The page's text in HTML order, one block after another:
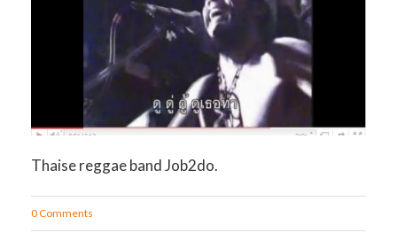
Thaise reggae band Job2do.
0 Comments